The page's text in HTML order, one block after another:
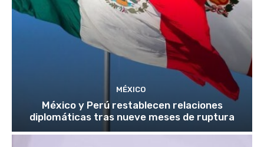
MÉXICO
México y Perú restablecen relaciones
diplomáticas tras nueve meses de ruptura